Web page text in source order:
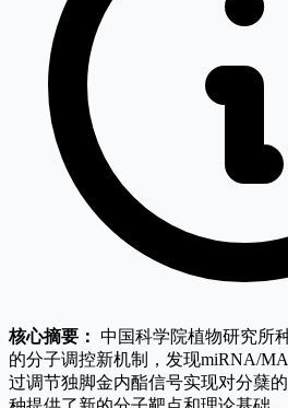
核心摘要： 中国科学院植物研究所
的分子调控新机制，发现miRNA/
过调节独脚金内酯信号实现对分蘖